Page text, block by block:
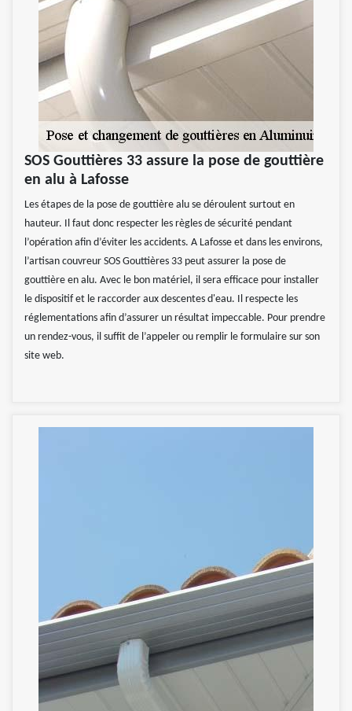
SOS Gouttières 33 assure la pose de gouttière
en alu à Lafosse
Les étapes de la pose de gouttière alu se déroulent surtout en
hauteur. Il faut donc respecter les règles de sécurité pendant
l’opération afin d’éviter les accidents. A Lafosse et dans les environs,
l’artisan couvreur SOS Gouttières 33 peut assurer la pose de
gouttière en alu. Avec le bon matériel, il sera efficace pour installer
le dispositif et le raccorder aux descentes d'eau. Il respecte les
réglementations afin d’assurer un résultat impeccable. Pour prendre
un rendez-vous, il suffit de l’appeler ou remplir le formulaire sur son
site web.